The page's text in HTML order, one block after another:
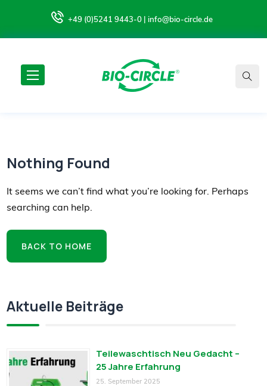
+49 (0)5241 9443-0 | info@bio-circle.de
Nothing Found
It seems we can’t find what you’re looking for. Perhaps
searching can help.
BACK TO HOME
Aktuelle Beiträge
Teilewaschtisch Neu Gedacht –
25 Jahre Erfahrung
25. September 2025